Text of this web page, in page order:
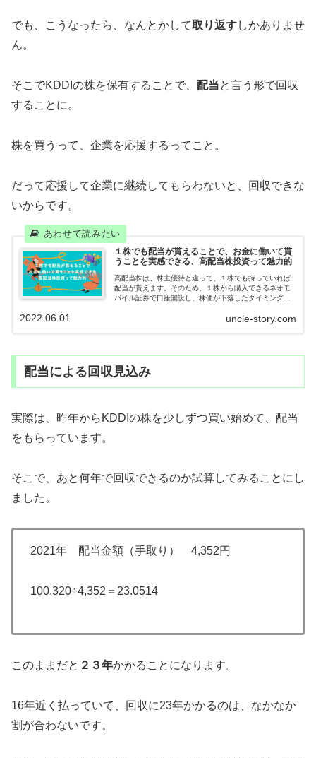
でも、こうなったら、なんとかして取り返すしかありませ
ん。
そこでKDDIの株を保有することで、 配当と言う形で回収
することに。
株を買うって、企業を応援するってこと。
だって応援して企業に継続してもらわないと、回収できな
いからです。
１株でも配当が貰えることで、お金に働いて貰
うことを実感できる、高配当株投資って魅力的
高配当株は、株主優待と違って、１株でも持っていれば
配当が貰えます。そのため、１株から購入できるネオモ
バイル証券で口座開設し、株価が下落したタイミング
歩から。夢の配当生活へ地道に歩んでいきます。
uncle-story.com
2022.06.01
配当による回収見込み
実際は、昨年からKDDIの株を少しずつ買い始めて、配当
をもらっています。
そこで、あと何年で回収できるのか試算してみることにし
ました。
2021年 配当金額（手取り） 4,352円
100,320÷4,352＝23.0514
このままだと ２３年かかることになります。
16年近く払っていて、回収に23年かかるのは、なかなか
割が合わないです。